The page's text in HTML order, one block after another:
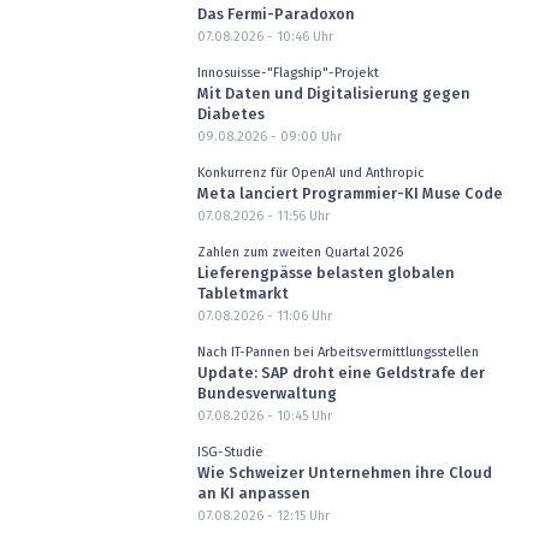
Das Fermi-Paradoxon
07.08.2026 - 10:46Uhr
Innosuisse-"Flagship"-Projekt
Mit Daten und Digitalisierung gegen
Diabetes
09.08.2026 - 09:00 Uhr
Konkurrenz für OpenAI und Anthropic
Meta lanciert Programmier-KI Muse Code
07.08.2026 - 11:56Uhr
Zahlen zum zweiten Quartal 2026
Lieferengpässe belasten globalen
Tabletmarkt
07.08.2026 - 11:06Uhr
Nach IT-Pannen bei Arbeitsvermittlungsstellen
Update: SAP droht eine Geldstrafe der
Bundesverwaltung
07.08.2026 - 10:45Uhr
ISG-Studie
Wie Schweizer Unternehmen ihre Cloud
an KI anpassen
07.08.2026 - 12:15Uhr